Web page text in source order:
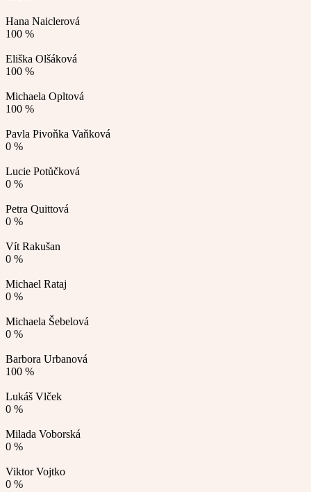
Hana Naiclerová
100 %
Eliška Olšáková
100 %
Michaela Opltová
100 %
Pavla Pivoňka Vaňková
0 %
Lucie Potůčková
0 %
Petra Quittová
0 %
Vít Rakušan
0 %
Michael Rataj
0 %
Michaela Šebelová
0 %
Barbora Urbanová
100 %
Lukáš Vlček
0 %
Milada Voborská
0 %
Viktor Vojtko
0 %